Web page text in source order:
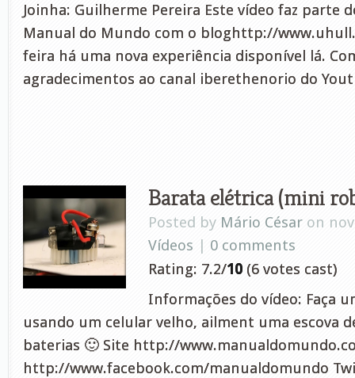
Joinha: Guilherme Pereira Este vídeo faz parte
Manual do Mundo com o bloghttp://
feira há uma nova experiência disponível lá.
agradecimentos ao canal iberethenorio do
Barata elétrica (mini
Posted by Mário César on
Vídeos | 0 comments
Rating: 7.2/10 (6 votes cast)
Informações do vídeo: Faça
usando um celular velho, ailment uma escova
baterias 🙂 Site http://
http://www.facebook.com/manualdomundo